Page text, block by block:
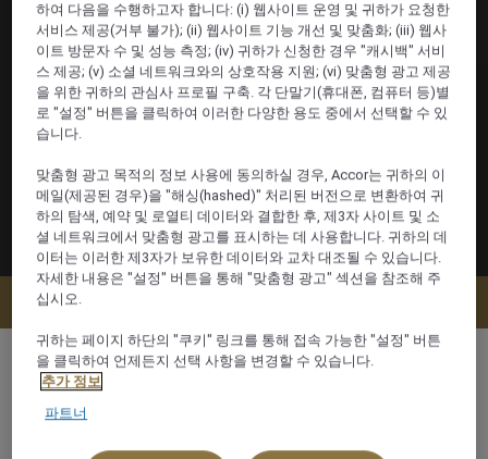
하여 다음을 수행하고자 합니다: (i) 웹사이트 운영 및 귀하가 요청한
서비스 제공(거부 불가); (ii) 웹사이트 기능 개선 및 맞춤화; (iii) 웹사
이트 방문자 수 및 성능 측정; (iv) 귀하가 신청한 경우 "캐시백" 서비
스 제공; (v) 소셜 네트워크와의 상호작용 지원; (vi) 맞춤형 광고 제공
을 위한 귀하의 관심사 프로필 구축. 각 단말기(휴대폰, 컴퓨터 등)별
로 "설정" 버튼을 클릭하여 이러한 다양한 용도 중에서 선택할 수 있
습니다.
맞춤형 광고 목적의 정보 사용에 동의하실 경우, Accor는 귀하의 이
메일(제공된 경우)을 "해싱(hashed)" 처리된 버전으로 변환하여 귀
하의 탐색, 예약 및 로열티 데이터와 결합한 후, 제3자 사이트 및 소
셜 네트워크에서 맞춤형 광고를 표시하는 데 사용합니다. 귀하의 데
이터는 이러한 제3자가 보유한 데이터와 교차 대조될 수 있습니다.
자세한 내용은 "설정" 버튼을 통해 "맞춤형 광고" 섹션을 참조해 주
십시오.
귀하는 페이지 하단의 "쿠키" 링크를 통해 접속 가능한 "설정" 버튼
을 클릭하여 언제든지 선택 사항을 변경할 수 있습니다.
추가 정보
파트너